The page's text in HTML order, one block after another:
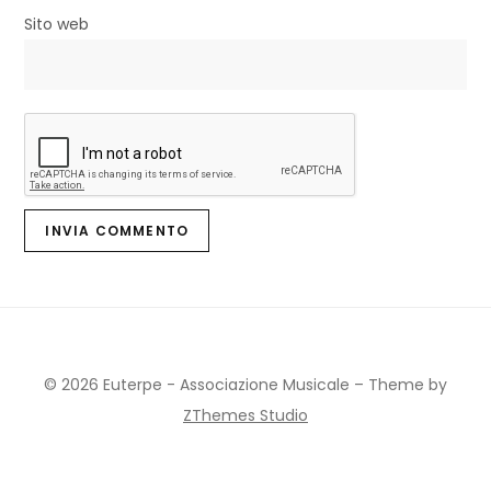
Sito web
© 2026 Euterpe - Associazione Musicale – Theme by
ZThemes Studio